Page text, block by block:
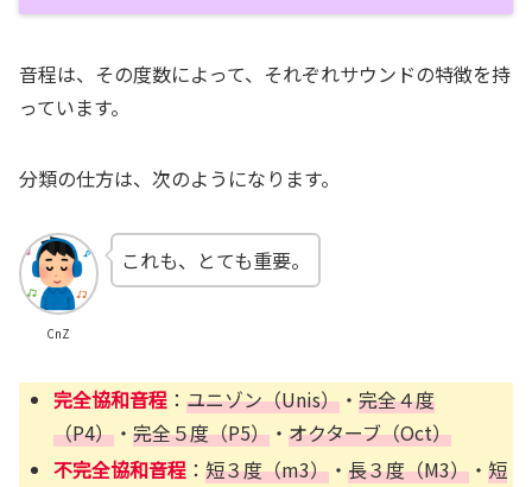
音程は、その度数によって、それぞれサウンドの特徴を持
っています。
分類の仕方は、次のようになります。
CnZ
これも、とても重要。
完全協和音程 ：ユニゾン（Unis） ・完全４度
（P4） ・完全５度（P5） ・オクターブ（Oct）
不完全協和音程 ：短３度（m3） ・長３度（M3） ・短